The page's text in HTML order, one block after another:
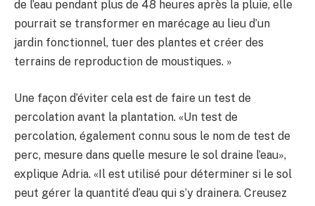
de l’eau pendant plus de 48 heures après la pluie, elle
pourrait se transformer en marécage au lieu d’un
jardin fonctionnel, tuer des plantes et créer des
terrains de reproduction de moustiques. »
Une façon d’éviter cela est de faire un test de
percolation avant la plantation. «Un test de
percolation, également connu sous le nom de test de
perc, mesure dans quelle mesure le sol draine l’eau»,
explique Adria. «Il est utilisé pour déterminer si le sol
peut gérer la quantité d’eau qui s’y drainera. Creusez